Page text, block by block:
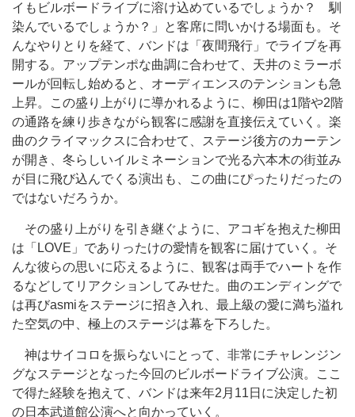
イもビルボードライブに溶け込めているでしょうか？ 馴
染んでいるでしょうか？」と客席に問いかける場面も。そ
んなやりとりを経て、バンドは「夜間飛行」でライブを再
開する。アップテンポな曲調に合わせて、天井のミラーボ
ールが回転し始めると、オーディエンスのテンションも急
上昇。この盛り上がりに導かれるように、柳田は1階や2階
の通路を練り歩きながら観客に感謝を直接伝えていく。楽
曲のクライマックスに合わせて、ステージ後方のカーテン
が開き、冬らしいイルミネーションで光る六本木の街並み
が目に飛び込んでくる演出も、この曲にぴったりだったの
ではないだろうか。
その盛り上がりを引き継ぐように、アコギを抱えた柳田
は「LOVE」でありったけの愛情を観客に届けていく。そ
んな彼らの思いに応えるように、観客は両手でハートを作
るなどしてリアクションしてみせた。曲のエンディングで
は再びasmiをステージに招き入れ、最上級の愛に満ち溢れ
た空気の中、極上のステージは幕を下ろした。
神はサイコロを振らないにとって、非常にチャレンジン
グなステージとなった今回のビルボードライブ公演。ここ
で得た経験を抱えて、バンドは来年2月11日に決定した初
の日本武道館公演へと向かっていく。